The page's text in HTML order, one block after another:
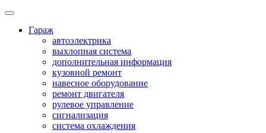
Skip
contentГараж
автоэлектрика
выхлопная система
дополнительная информация
кузовной ремонт
навесное оборудование
ремонт двигателя
рулевое управление
сигнализация
система охлаждения